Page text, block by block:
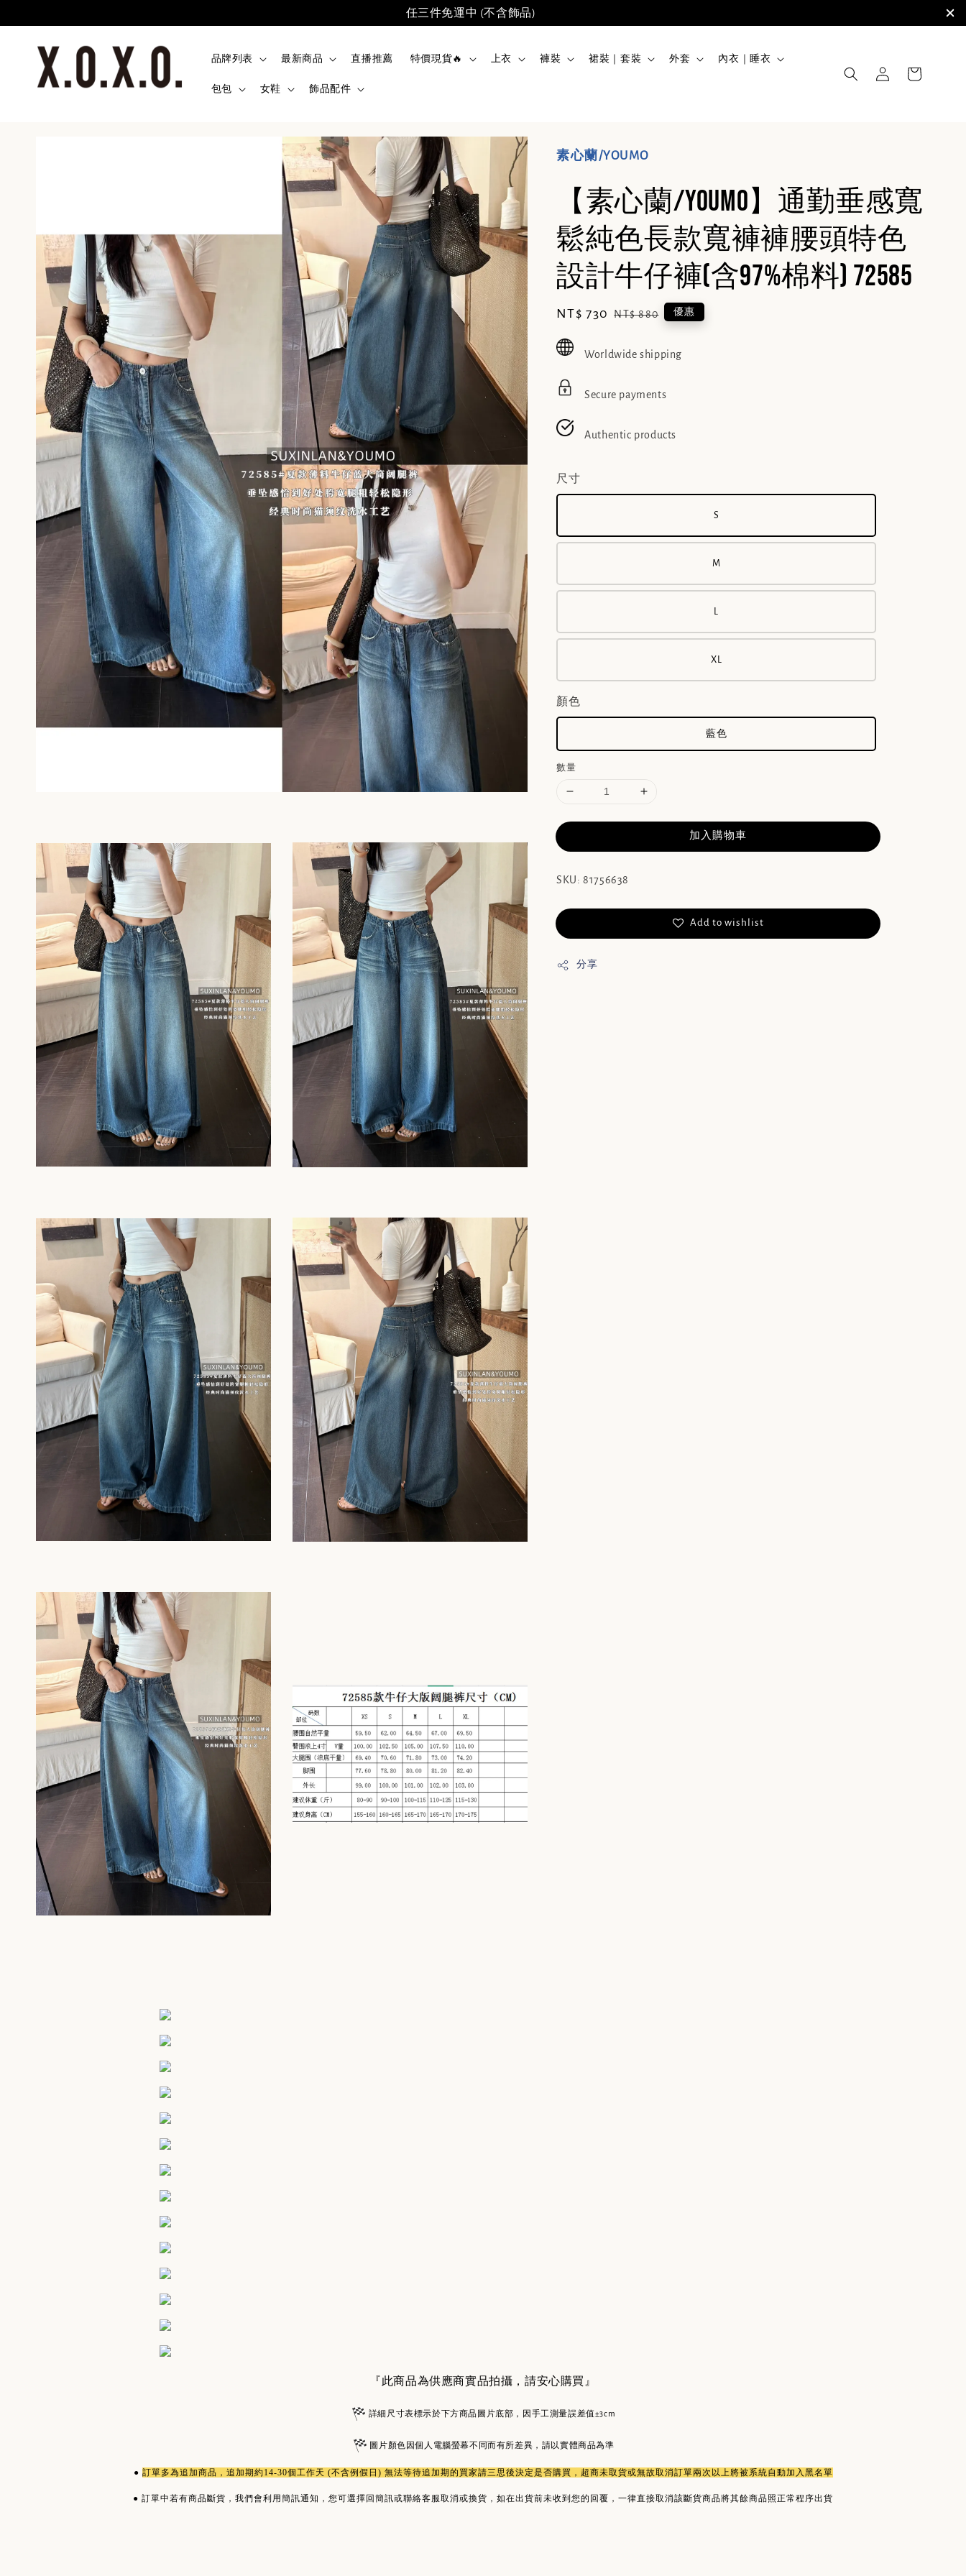
任三件免運中 (不含飾品)
品牌列表 最新商品 直播推薦 特價現貨🔥 上衣 褲裝 裙裝｜套裝 外套 內衣｜睡衣
包包 女鞋 飾品配件
素心蘭/YOUMO
【素心蘭/YOUMO】通勤垂感寬
鬆純色長款寬褲褲腰頭特色
設計牛仔褲(含97%棉料) 72585
Sale
NT$ 730 Regular
NT$ 880 優惠
Worldwide shipping
Secure payments
Authentic products
尺寸
S
M
XL
顏色
藍色
數量
加入購物車
SKU: 81756638
Add to wishlist
分享
『此商品為供應商實品拍攝，請安心購買』
詳細尺寸表標示於下方商品圖片底部，因手工測量誤差值±3cm
圖片顏色因個人電腦螢幕不同而有所差異，請以實體商品為準
● 訂單多為追加商品 ，追加期約14-30個工作天 (不含例假日) 無法等待追加期的買家請三思後決定是否購買，超商未取貨或無故取消訂單兩次以上將被系統自動加入黑名單
● 訂單中若有商品斷貨，我們會利用簡訊通知，您可選擇回簡訊或聯絡客服取消或換貨，如在出貨前未收到您的回覆，一律直接取消該斷貨商品將其餘商品照正常程序出貨